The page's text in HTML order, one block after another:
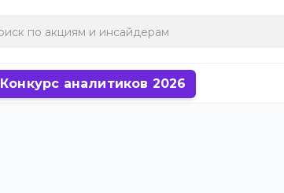
Конкурс аналитиков 2026